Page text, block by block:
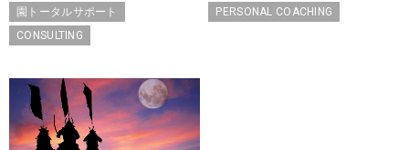
園トータルサポート
CONSULTING
PERSONAL COACHING